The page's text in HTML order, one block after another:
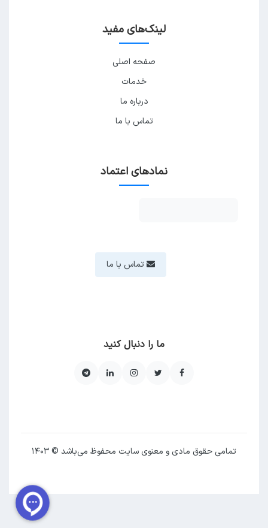
لینک‌های مفید
صفحه اصلی
خدمات
درباره ما
تماس با ما
نمادهای اعتماد
تماس با ما
ما را دنبال کنید
تمامی حقوق مادی و معنوی سایت محفوظ می‌باشد © ۱۴۰۳